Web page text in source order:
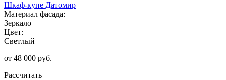
Шкаф-купе Датомир
Материал фасада:
Зеркало
Цвет:
Светлый
от 48 000 руб.
Рассчитать